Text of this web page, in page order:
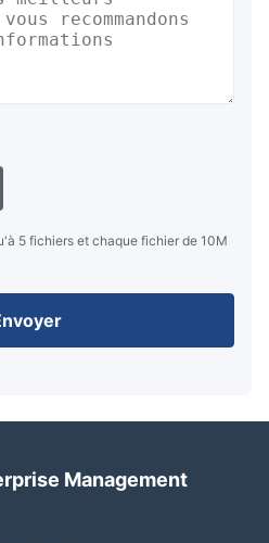
5 fichiers et chaque fichier de 10M
Management